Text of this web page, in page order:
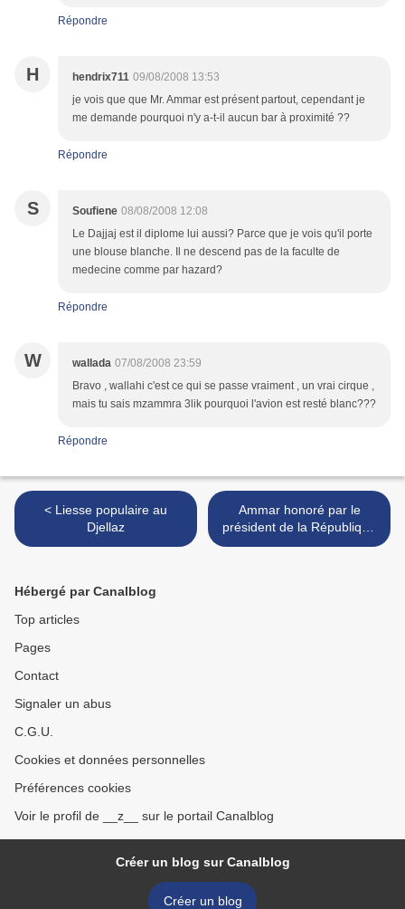
Répondre
H hendrix711 09/08/2008 13:53
je vois que que Mr. Ammar est présent partout, cependant je
me demande pourquoi n'y a-t-il aucun bar à proximité ??
Répondre
S Soufiene 08/08/2008 12:08
Le Dajjaj est il diplome lui aussi? Parce que je vois qu'il porte
une blouse blanche. Il ne descend pas de la faculte de
medecine comme par hazard?
Répondre
W wallada 07/08/2008 23:59
Bravo , wallahi c'est ce qui se passe vraiment , un vrai cirque ,
mais tu sais mzammra 3lik pourquoi l'avion est resté blanc???
Répondre
< Liesse populaire au
Djellaz
Ammar honoré par le
président de la République
>
Hébergé par Canalblog
Top articles
Pages
Contact
Signaler un abus
C.G.U.
Cookies et données personnelles
Préférences cookies
Voir le profil de __z__ sur le portail Canalblog
Créer un blog sur Canalblog
Créer un blog